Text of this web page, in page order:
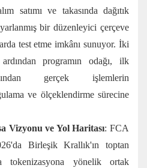
satımı ve takasında dağıtık
bir düzenleyici çerçeve
test etme imkânı sunuyor. İki
programın odağı, ilk
gerçek işlemlerin
ve ölçeklendirme sürecine
Vizyonu ve Yol Haritası: FCA
Birleşik Krallık'ın toptan
tokenizasyona yönelik ortak